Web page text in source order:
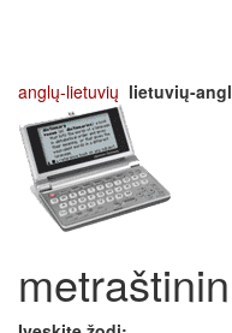
anglų-lietuvių lietuvių-